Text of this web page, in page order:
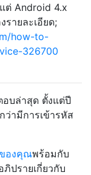
ต่ Android 4.x
ายละเอียด;
how-to-
326700
อบล่าสุด ตั้งแต่ปี
ว่ามีการเข้ารหัส
องคุณพร้อมกับ
ปรายเกี่ยวกับ